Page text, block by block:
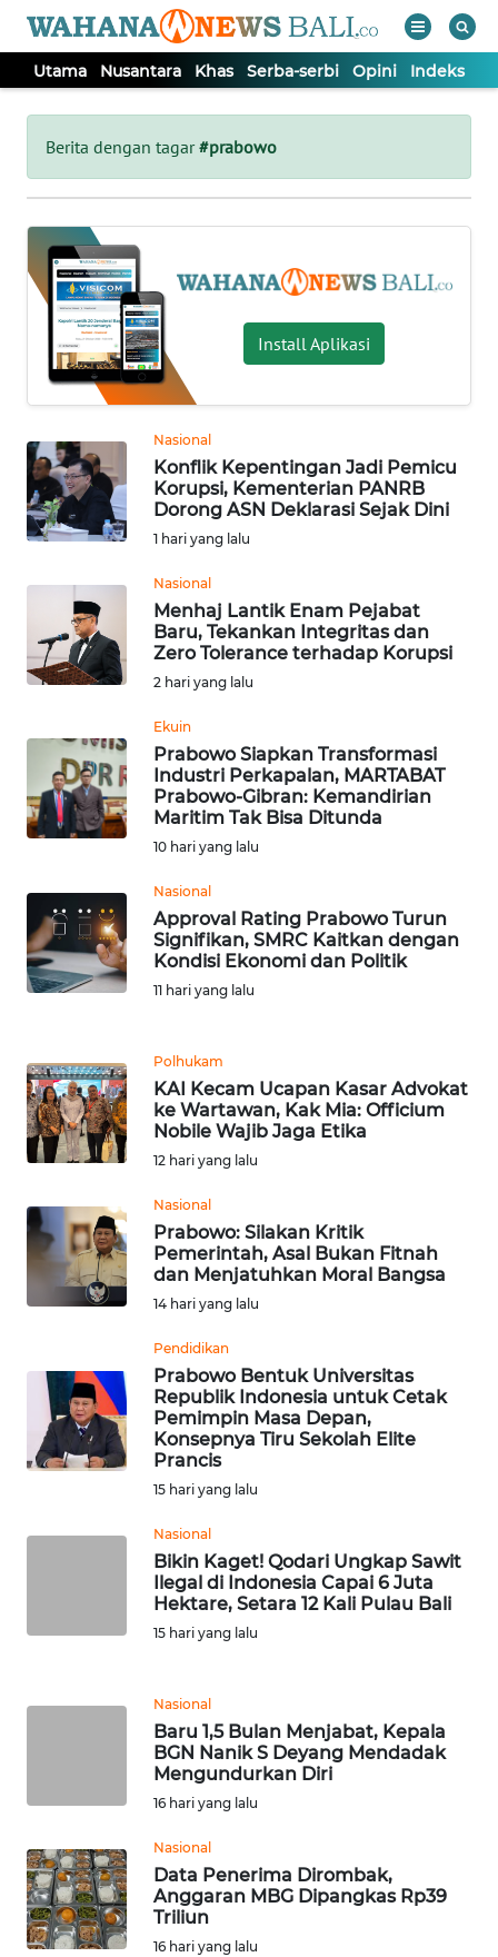
Utama Nusantara Khas Serba-serbi Opini Indeks
Berita dengan tagar#prabowo
Install Aplikasi
Nasional
Konflik Kepentingan Jadi Pemicu
Korupsi, Kementerian PANRB
Dorong ASN Deklarasi Sejak Dini
1 hari yang lalu
Nasional
Menhaj Lantik Enam Pejabat
Baru, Tekankan Integritas dan
Zero Tolerance terhadap Korupsi
2 hari yang lalu
Ekuin
Prabowo Siapkan Transformasi
Industri Perkapalan, MARTABAT
Prabowo-Gibran: Kemandirian
Maritim Tak Bisa Ditunda
10 hari yang lalu
Nasional
Approval Rating Prabowo Turun
Signifikan, SMRC Kaitkan dengan
Kondisi Ekonomi dan Politik
11 hari yang lalu
Polhukam
KAI Kecam Ucapan Kasar Advokat
ke Wartawan, Kak Mia: Officium
Nobile Wajib Jaga Etika
12 hari yang lalu
Nasional
Prabowo: Silakan Kritik
Pemerintah, Asal Bukan Fitnah
dan Menjatuhkan Moral Bangsa
14 hari yang lalu
Pendidikan
Prabowo Bentuk Universitas
Republik Indonesia untuk Cetak
Pemimpin Masa Depan,
Konsepnya Tiru Sekolah Elite
Prancis
15 hari yang lalu
Nasional
Bikin Kaget! Qodari Ungkap Sawit
Ilegal di Indonesia Capai 6 Juta
Hektare, Setara 12 Kali Pulau Bali
15 hari yang lalu
Nasional
Baru 1,5 Bulan Menjabat, Kepala
BGN Nanik S Deyang Mendadak
Mengundurkan Diri
16 hari yang lalu
Nasional
Data Penerima Dirombak,
Anggaran MBG Dipangkas Rp39
Triliun
16 hari yang lalu
Tutup
UTAMA
NUSANTARA
KHAS
SERBA-
SERBI
OPINI
Informasi
INDEKS
BERITA
KONTAK
KAMI
INFO
IKLAN
TENTANG
PEDOMAN
MEDIA
SIBER
KARIR
DISCLAIMER
News
Regional
WN
WN
JAKARTA
WN
WN
WN
PAPUA
WN
PAPUA
BARAT